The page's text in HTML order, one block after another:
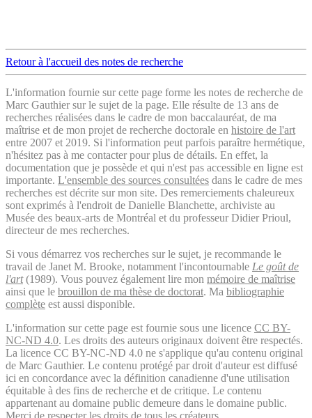
Retour à l'accueil des notes de recherche
L'information fournie sur cette page forme les notes de recherche de
Marc Gauthier sur le sujet de la page. Elle résulte de 13 ans de
recherches réalisées dans le cadre de mon baccalauréat, de ma
maîtrise et de mon projet de recherche doctorale en histoire de l'art
entre 2007 et 2019. Si l'information peut parfois paraître hermétique,
n'hésitez pas à me contacter pour plus de détails. En effet, la
documentation que je possède et qui n'est pas accessible en ligne est
importante. L'ensemble des sources consultées dans le cadre de mes
recherches est décrite sur mon site. Des remerciements chaleureux
sont exprimés à l'endroit de Danielle Blanchette, archiviste au
Musée des beaux-arts de Montréal et du professeur Didier Prioul,
directeur de mes recherches.
Si vous démarrez vos recherches sur le sujet, je recommande le
travail de Janet M. Brooke, notamment l'incontournable Le goût de
l'art(1989). Vous pouvez également lire mon mémoire de maîtrise
ainsi que le brouillon de ma thèse de doctorat. Ma bibliographie
complète est aussi disponible.
L'information sur cette page est fournie sous une licence CC BY-
NC-ND 4.0. Les droits des auteurs originaux doivent être respectés.
La licence CC BY-NC-ND 4.0 ne s'applique qu'au contenu original
de Marc Gauthier. Le contenu protégé par droit d'auteur est diffusé
ici en concordance avec la définition canadienne d'une utilisation
équitable à des fins de recherche et de critique. Le contenu
appartenant au domaine public demeure dans le domaine public.